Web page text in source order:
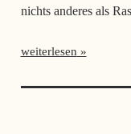
nichts anderes als
weiterlesen